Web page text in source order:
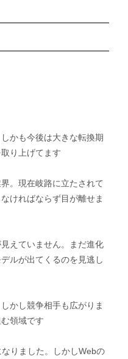
かも今後は大きな転換期
り上げてます
。現在岐路に立たされて
ければならず目が離せま
えていません。まだ進化
ルが出てくるのを見逃し
かし競争相手も広がりま
領域です
りました。しかしWebの